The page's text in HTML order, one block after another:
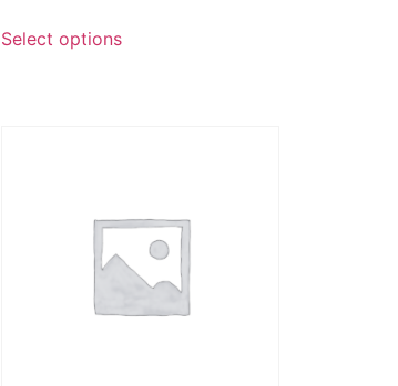
Select options